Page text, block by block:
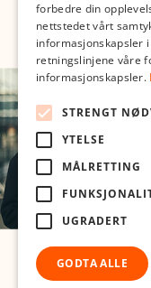
forbedre din
nettstedet vårt
informasjonskapsler
retningslinjene våre
informasjonskapsler.
STRENGT
YTELSE
MÅLRETTING
UGRADERT
GODTA ALLE